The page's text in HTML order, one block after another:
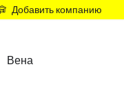
Добавить компанию
Вена